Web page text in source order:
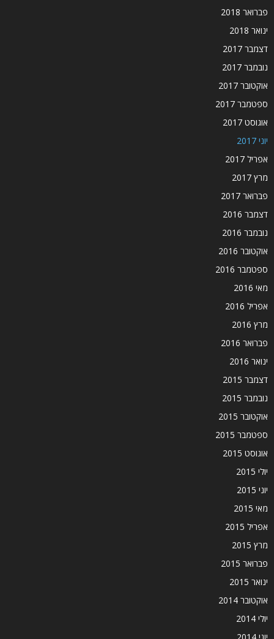
פברואר 2018
ינואר 2018
דצמבר 2017
נובמבר 2017
אוקטובר 2017
ספטמבר 2017
אוגוסט 2017
יוני 2017
אפריל 2017
מרץ 2017
פברואר 2017
דצמבר 2016
נובמבר 2016
אוקטובר 2016
ספטמבר 2016
מאי 2016
אפריל 2016
מרץ 2016
פברואר 2016
ינואר 2016
דצמבר 2015
נובמבר 2015
אוקטובר 2015
ספטמבר 2015
אוגוסט 2015
יולי 2015
יוני 2015
מאי 2015
אפריל 2015
מרץ 2015
פברואר 2015
ינואר 2015
אוקטובר 2014
יולי 2014
יוני 2014